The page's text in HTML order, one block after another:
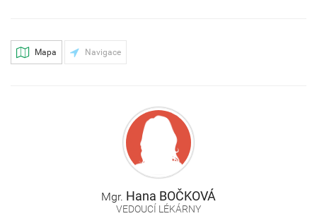
Mapa Navigace
Mgr. Hana BOČKOVÁ
VEDOUCÍ LÉKÁRNY